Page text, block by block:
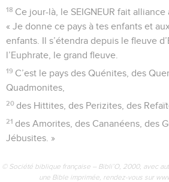
18 Ce jour-là, le SEIGNEUR fait
« Je donne ce pays à tes enfants et
enfants. Il s’étendra depuis le fleuve
l’Euphrate, le grand fleuve.
19 C’est le pays des Quénites, des
Quadmonites,
20 des Hittites, des Perizites, des
21 des Amorites, des Cananéens, des
Jébusites. »
© Société biblique française – Bibli’O, 2000, avec
une Bible imprimée, rendez-vous sur